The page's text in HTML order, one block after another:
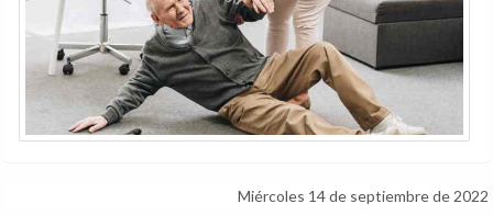
Miércoles 14 de septiembre de 2022